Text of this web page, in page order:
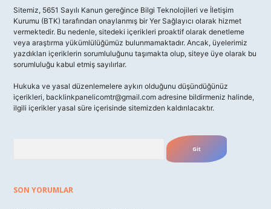
Sitemiz, 5651 Sayılı Kanun gereğince Bilgi Teknolojileri ve İletişim
Kurumu (BTK) tarafından onaylanmış bir Yer Sağlayıcı olarak hizmet
vermektedir. Bu nedenle, sitedeki içerikleri proaktif olarak denetleme
veya araştırma yükümlülüğümüz bulunmamaktadır. Ancak, üyelerimiz
yazdıkları içeriklerin sorumluluğunu taşımakta olup, siteye üye olarak bu
sorumluluğu kabul etmiş sayılırlar.
Hukuka ve yasal düzenlemelere aykırı olduğunu düşündüğünüz
içerikleri, backlinkpanelicomtr@gmail.com adresine bildirmeniz halinde,
ilgili içerikler yasal süre içerisinde sitemizden kaldırılacaktır.
SON YORUMLAR